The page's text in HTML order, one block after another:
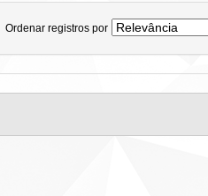
Ordenar registros por